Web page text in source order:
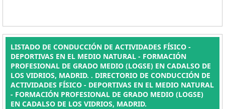
LISTADO DE CONDUCCIÓN DE ACTIVIDADES FÍSICO -
DEPORTIVAS EN EL MEDIO NATURAL - FORMACIÓN
PROFESIONAL DE GRADO MEDIO (LOGSE) EN CADALSO DE
LOS VIDRIOS, MADRID. . DIRECTORIO DE CONDUCCIÓN DE
ACTIVIDADES FÍSICO - DEPORTIVAS EN EL MEDIO NATURAL
- FORMACIÓN PROFESIONAL DE GRADO MEDIO (LOGSE)
EN CADALSO DE LOS VIDRIOS, MADRID.